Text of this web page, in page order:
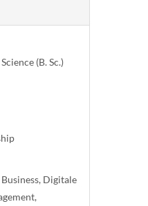
(B. Sc.)
Digitale